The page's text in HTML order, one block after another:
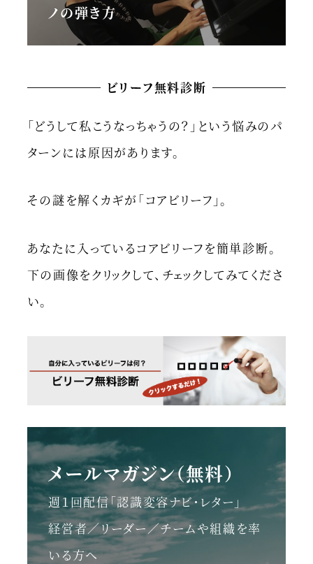
ノの弾き方
ビリーフ無料診断
「どうして私こうなっちゃうの？」という悩みのパ
ターンには原因があります。
その謎を解くカギが「コアビリーフ」。
あなたに入っているコアビリーフを簡単診断。
下の画像をクリックして、チェックしてみてくださ
い。
メールマガジン（無料）
週１回配信「認識変容ナビ・レター」
経営者／リーダー／チームや組織を率
いる方へ